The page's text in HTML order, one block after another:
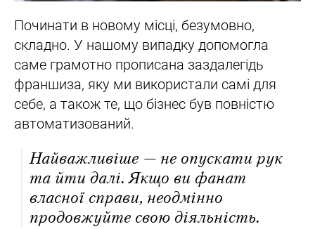
Починати в новому місці, безумовно,
складно. У нашому випадку допомогла
саме грамотно прописана заздалегідь
франшиза, яку ми використали самі для
себе, а також те, що бізнес був повністю
автоматизований.
Найважливіше — не опускати рук
та йти далі. Якщо ви фанат
власної справи, неодмінно
продовжуйте свою діяльність.